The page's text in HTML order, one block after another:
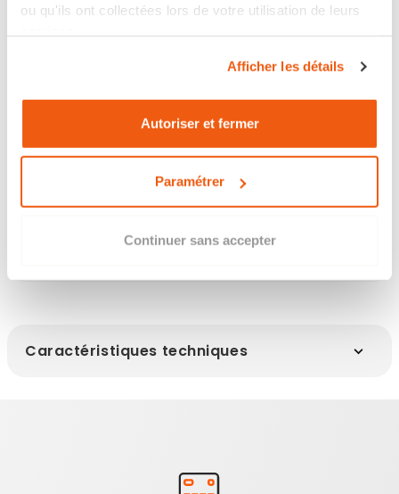
ou qu'ils ont collectées lors de votre utilisation de leurs
Afficher les détails
Autoriser et fermer
Paramétrer
Continuer sans accepter
Livraison en 24/48h
Les points clés
Caractéristiques techniques